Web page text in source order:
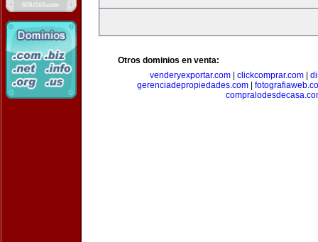
Otros dominios en venta:
venderyexportar.com
clickcomprar.com
gerenciadepropiedades.com|